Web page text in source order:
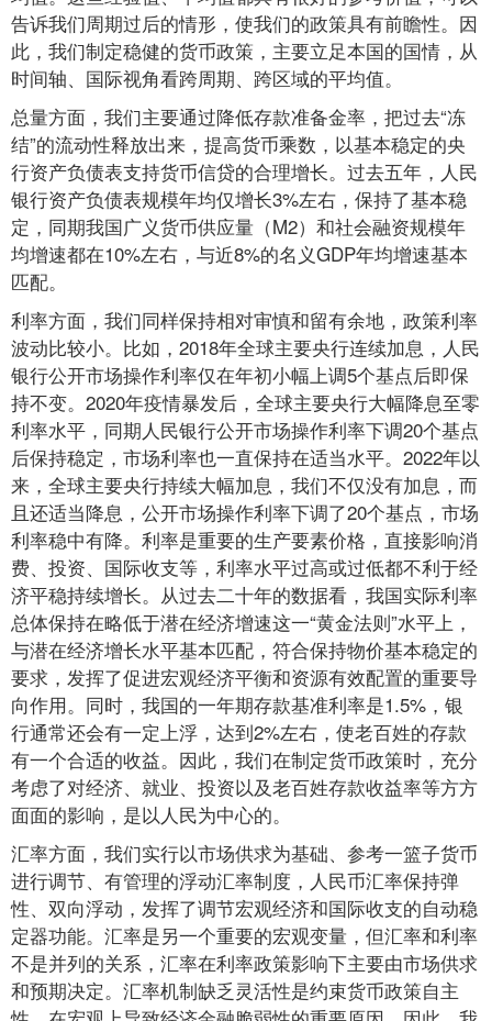
告诉我们周期过后的情形，使我们的政策具有前瞻性。因
此，我们制定稳健的货币政策，主要立足本国的国情，从
时间轴、国际视角看跨周期、跨区域的平均值。
总量方面，我们主要通过降低存款准备金率，把过去“冻
结”的流动性释放出来，提高货币乘数，以基本稳定的央
行资产负债表支持货币信贷的合理增长。过去五年，人民
银行资产负债表规模年均仅增长3%左右，保持了基本稳
定，同期我国广义货币供应量（M2）和社会融资规模年
均增速都在10%左右，与近8%的名义GDP年均增速基本
匹配。
利率方面，我们同样保持相对审慎和留有余地，政策利率
波动比较小。比如，2018年全球主要央行连续加息，人民
银行公开市场操作利率仅在年初小幅上调5个基点后即保
持不变。2020年疫情暴发后，全球主要央行大幅降息至零
利率水平，同期人民银行公开市场操作利率下调20个基点
后保持稳定，市场利率也一直保持在适当水平。2022年以
来，全球主要央行持续大幅加息，我们不仅没有加息，而
且还适当降息，公开市场操作利率下调了20个基点，市场
利率稳中有降。利率是重要的生产要素价格，直接影响消
费、投资、国际收支等，利率水平过高或过低都不利于经
济平稳持续增长。从过去二十年的数据看，我国实际利率
总体保持在略低于潜在经济增速这一“黄金法则”水平上，
与潜在经济增长水平基本匹配，符合保持物价基本稳定的
要求，发挥了促进宏观经济平衡和资源有效配置的重要导
向作用。同时，我国的一年期存款基准利率是1.5%，银
行通常还会有一定上浮，达到2%左右，使老百姓的存款
有一个合适的收益。因此，我们在制定货币政策时，充分
考虑了对经济、就业、投资以及老百姓存款收益率等方方
面面的影响，是以人民为中心的。
汇率方面，我们实行以市场供求为基础、参考一篮子货币
进行调节、有管理的浮动汇率制度，人民币汇率保持弹
性、双向浮动，发挥了调节宏观经济和国际收支的自动稳
定器功能。汇率是另一个重要的宏观变量，但汇率和利率
不是并列的关系，汇率在利率政策影响下主要由市场供求
和预期决定。汇率机制缺乏灵活性是约束货币政策自主